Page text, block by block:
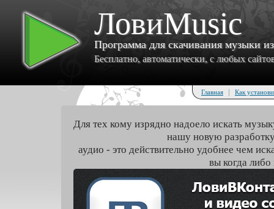
ЛовиMusic
Программа для скачивания музыки
Бесплатно, автоматически, с любых
Главная | Как
Для тех кому изрядно надоело искать
нашу новую
аудио - это действительно удобнее чем
вы когда либо